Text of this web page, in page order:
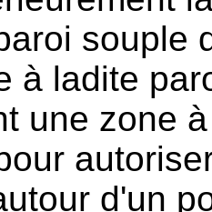
souple
à ladite
une zone
d'un